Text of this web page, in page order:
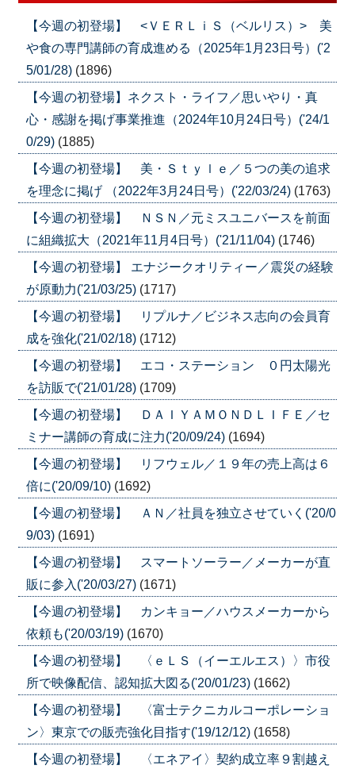
【今週の初登場】 <ＶＥＲＬｉＳ（ベルリス）> 美
や食の専門講師の育成進める（2025年1月23日号）('2
5/01/28) (1896)
【今週の初登場】ネクスト・ライフ／思いやり・真
心・感謝を掲げ事業推進（2024年10月24日号）('24/1
0/29) (1885)
【今週の初登場】 美・Ｓｔｙｌｅ／５つの美の追求
を理念に掲げ （2022年3月24日号）('22/03/24) (1763)
【今週の初登場】 ＮＳＮ／元ミスユニバースを前面
に組織拡大（2021年11月4日号）('21/11/04) (1746)
【今週の初登場】 エナジークオリティー／震災の経験
が原動力('21/03/25) (1717)
【今週の初登場】 リプルナ／ビジネス志向の会員育
成を強化('21/02/18) (1712)
【今週の初登場】 エコ・ステーション ０円太陽光
を訪販で('21/01/28) (1709)
【今週の初登場】 ＤＡＩＹＡＭＯＮＤＬＩＦＥ／セ
ミナー講師の育成に注力('20/09/24) (1694)
【今週の初登場】 リフウェル／１９年の売上高は６
倍に('20/09/10) (1692)
【今週の初登場】 ＡＮ／社員を独立させていく('20/0
9/03) (1691)
【今週の初登場】 スマートソーラー／メーカーが直
販に参入('20/03/27) (1671)
【今週の初登場】 カンキョー／ハウスメーカーから
依頼も('20/03/19) (1670)
【今週の初登場】 〈ｅＬＳ（イーエルエス）〉市役
所で映像配信、認知拡大図る('20/01/23) (1662)
【今週の初登場】 〈富士テクニカルコーポレーショ
ン〉東京での販売強化目指す('19/12/12) (1658)
【今週の初登場】 〈エネアイ〉契約成立率９割越え